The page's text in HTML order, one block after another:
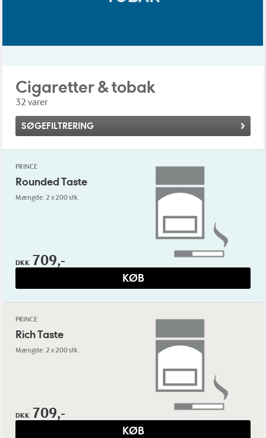
Cigaretter & tobak
32 varer
SØGEFILTRERING
PRINCE
Rounded Taste
Mængde: 2 x 200 stk.
DKK 709,-
KØB
PRINCE
Rich Taste
Mængde: 2 x 200 stk.
DKK 709,-
KØB